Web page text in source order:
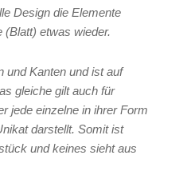
Design die Elemente
(Blatt) etwas wieder.
und Kanten und ist auf
gleiche gilt auch für
jede einzelne in ihrer Form
darstellt. Somit ist
und keines sieht aus